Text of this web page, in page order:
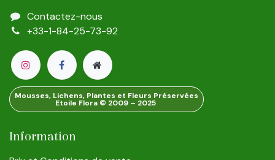
Contactez-nous
+33-1-84-25-73-92
Mousses, Lichens, Plantes et Fleurs Préservées
Etoile Flora © 2009 – 2025
Information